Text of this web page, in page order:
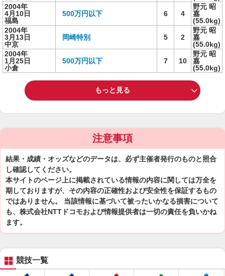
2004年
4月10日
福島
500万円以下 6 4
野元 昭
嘉
(55.0kg)
2004年
3月13日
中京
岡崎特別 5 2
野元 昭
嘉
(55.0kg)
2004年
1月25日
小倉
500万円以下 7 10
野元 昭
嘉
(55.0kg)
もっと見る
注意事項
結果・成績・オッズなどのデータは、必ず主催者発行のものと照合
し確認してください。
本サイトのページ上に掲載されている情報の内容に関しては万全を
期しておりますが、その内容の正確性および安全性を保証するもの
ではありません。 当該情報に基づいて被ったいかなる損害について
も、株式会社NTTドコモおよび情報提供者は一切の責任を負いかね
ます。
競技一覧